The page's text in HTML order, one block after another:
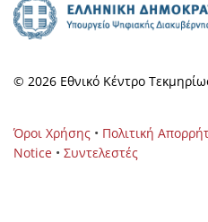
© 2026 Eθνικό Κέντρο
Όροι Χρήσης • Πολιτική
Notice • Συντελεστές